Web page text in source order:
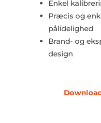
Enkel
Præcis og
pålidelighed
Brand- og
design